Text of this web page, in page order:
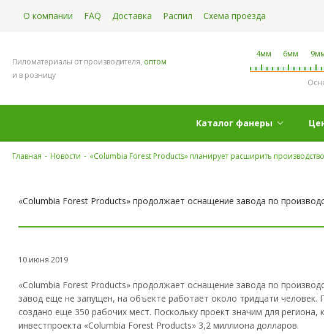
О компании FAQ Доставка Распил Схема проезда
Пиломатериалы от производителя, оптом
и в розницу
4мм 6мм
Каталог фанеры
Главная - Новости - «Columbia Forest Products» планирует расширить
«Columbia Forest Products» продолжает оснащение завода по
10 июня 2019
«Columbia Forest Products» продолжает оснащение завода по
завод еще не запущен, на объекте работает около тридцати
создано еще 350 рабочих мест. Поскольку проект значим для
инвестпроекта «Columbia Forest Products» 3,2 миллиона долларов.